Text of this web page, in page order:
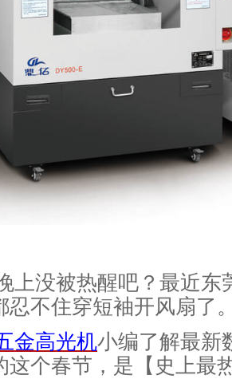
上没被热醒吧？最近东
忍不住穿短袖开风扇了
金高光机小编了解最新
这个春节 ， 是【史上最